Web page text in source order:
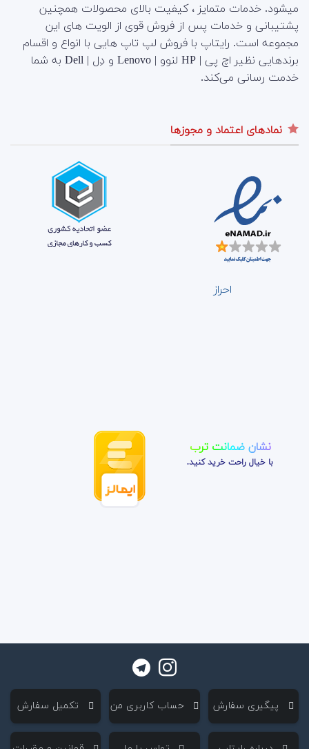
میشود. خدمات متمایز ، کیفیت بالای محصولات همچنین
پشتیبانی و خدمات پس از فروش قوی از الویت های این
مجموعه است. رایتاپ با فروش لپ تاپ هایی با انواع و اقسام
برندهایی نظیر اچ پی | HP لنوو | Lenovo و دِل | Dell به شما
خدمت رسانی می‌کند.
نمادهای اعتماد و مجوزها
احراز
نشان ضمانت ترب
‌ پیگیری سفارش ‌ حساب کاربری من ‌ تکمیل سفارش